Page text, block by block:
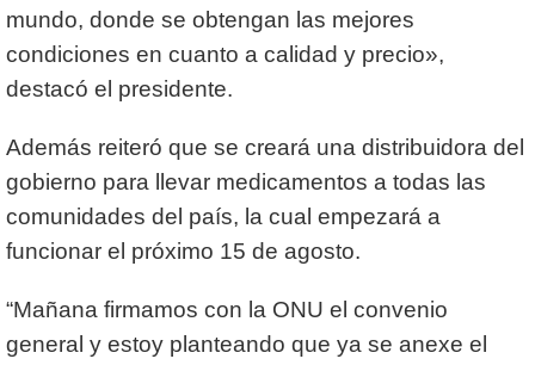
mundo, donde se obtengan las mejores
condiciones en cuanto a calidad y precio»,
destacó el presidente.
Además reiteró que se creará una distribuidora del
gobierno para llevar medicamentos a todas las
comunidades del país, la cual empezará a
funcionar el próximo 15 de agosto.
“Mañana firmamos con la ONU el convenio
general y estoy planteando que ya se anexe el